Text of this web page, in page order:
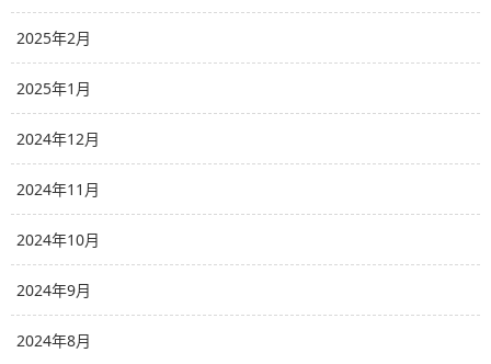
2025年2月
2025年1月
2024年12月
2024年11月
2024年10月
2024年9月
2024年8月